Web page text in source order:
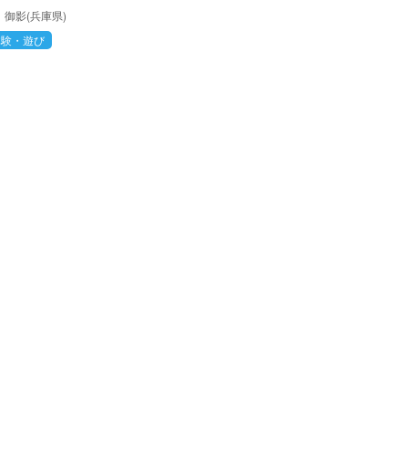
御影(兵庫県)
・遊び